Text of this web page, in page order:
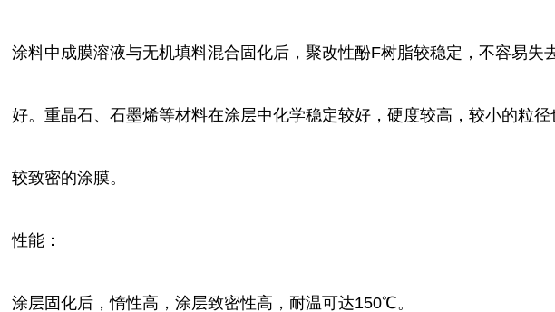
涂料中成膜溶液与无机填料混合固化后，聚改性酚F树脂较稳定，不容易失
好。重晶石、石墨烯等材料在涂层中化学稳定较好，硬度较高，较小的粒
较致密的涂膜。
性能：
涂层固化后，惰性高，涂层致密性高，耐温可达150℃。